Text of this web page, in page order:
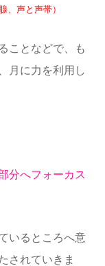
、声と声帯）
ことなどで、も
月に力を利用し
分へフォーカス
いるところへ意
されていきま